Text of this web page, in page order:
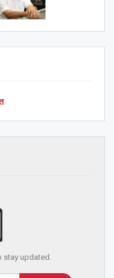
stay updated.